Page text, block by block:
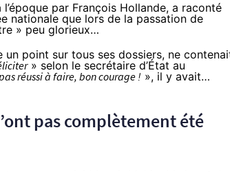
par François Hollande, a raconté
nationale que lors de la passation de
» peu glorieux…
point sur tous ses dossiers, ne
» selon le secrétaire d’État au
réussi à faire, bon courage ! », il y avait…
pas complètement été